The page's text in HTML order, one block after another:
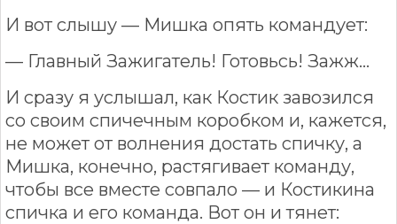
И вот слышу — Мишка опять командует:
— Главный Зажигатель! Готовьсь! Зажж...
И сразу я услышал, как Костик завозился
со своим спичечным коробком и, кажется,
не может от волнения достать спичку, а
Мишка, конечно, растягивает команду,
чтобы все вместе совпало — и Костикина
спичка и его команда. Вот он и тянет: